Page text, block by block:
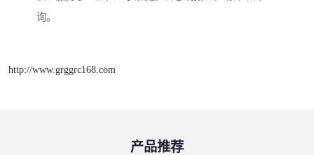
询。
http://www.grggrc168.com
产品推荐